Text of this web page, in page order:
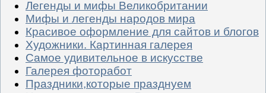
Легенды и мифы Великобритании
Мифы и легенды народов мира
Красивое оформление для сайтов и блогов
Художники. Картинная галерея
Самое удивительное в искусстве
Галерея фоторабот
Праздники,которые празднуем